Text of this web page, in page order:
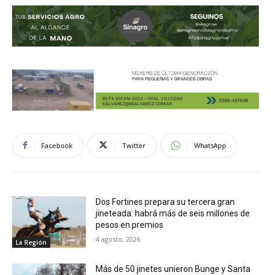
Facebook Twitter WhatsApp
La Región
Dos Fortines prepara su tercera gran
jineteada: habrá más de seis millones de
pesos en premios
4 agosto, 2026
Más de 50 jinetes unieron Bunge y Santa